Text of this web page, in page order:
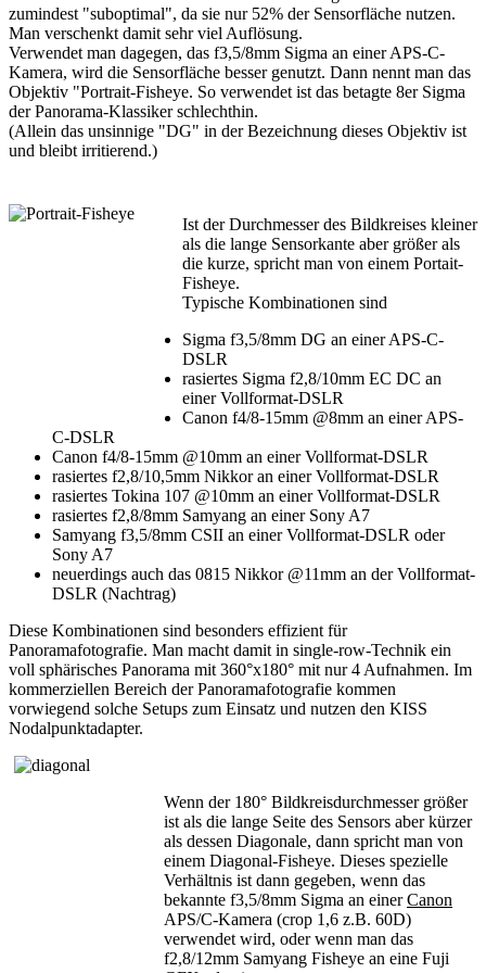
zumindest "suboptimal", da sie nur 52% der Sensorfläche nutzen.
Man verschenkt damit sehr viel Auflösung.
Verwendet man dagegen, das f3,5/8mm Sigma an einer APS-C-
Kamera, wird die Sensorfläche besser genutzt. Dann nennt man das
Objektiv "Portrait-Fisheye. So verwendet ist das betagte 8er Sigma
der Panorama-Klassiker schlechthin.
(Allein das unsinnige "DG" in der Bezeichnung dieses Objektiv ist
und bleibt irritierend.)
Ist der Durchmesser des Bildkreises kleiner
als die lange Sensorkante aber größer als
die kurze, spricht man von einem Portait-
Fisheye.
Typische Kombinationen sind
Sigma f3,5/8mm DG an einer APS-C-
DSLR
rasiertes Sigma f2,8/10mm EC DC an
einer Vollformat-DSLR
Canon f4/8-15mm @8mm an einer APS-
C-DSLR
Canon f4/8-15mm @10mm an einer Vollformat-DSLR
rasiertes f2,8/10,5mm Nikkor an einer Vollformat-DSLR
rasiertes Tokina 107 @10mm an einer Vollformat-DSLR
rasiertes f2,8/8mm Samyang an einer Sony A7
Samyang f3,5/8mm CSII an einer Vollformat-DSLR oder
Sony A7
neuerdings auch das 0815 Nikkor @11mm an der Vollformat-
DSLR (Nachtrag)
Diese Kombinationen sind besonders effizient für
Panoramafotografie. Man macht damit in single-row-Technik ein
voll sphärisches Panorama mit 360°x180° mit nur 4 Aufnahmen. Im
kommerziellen Bereich der Panoramafotografie kommen
vorwiegend solche Setups zum Einsatz und nutzen den KISS
Nodalpunktadapter.
Wenn der 180° Bildkreisdurchmesser größer
ist als die lange Seite des Sensors aber kürzer
als dessen Diagonale, dann spricht man von
einem Diagonal-Fisheye. Dieses spezielle
Verhältnis ist dann gegeben, wenn das
bekannte f3,5/8mm Sigma an einerCanon
APS/C-Kamera (crop 1,6 z.B. 60D)
verwendet wird, oder wenn man das
f2,8/12mm Samyang Fisheye an eine Fuji